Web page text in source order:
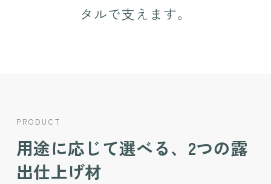
タルで支えます。
PRODUCT
用途に応じて選べる、2つの露
出仕上げ材